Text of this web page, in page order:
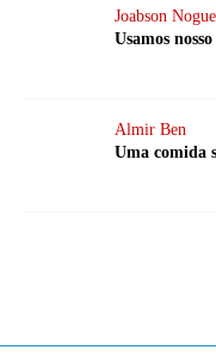
Joabson
Usamos
Almir Ben
Uma comida